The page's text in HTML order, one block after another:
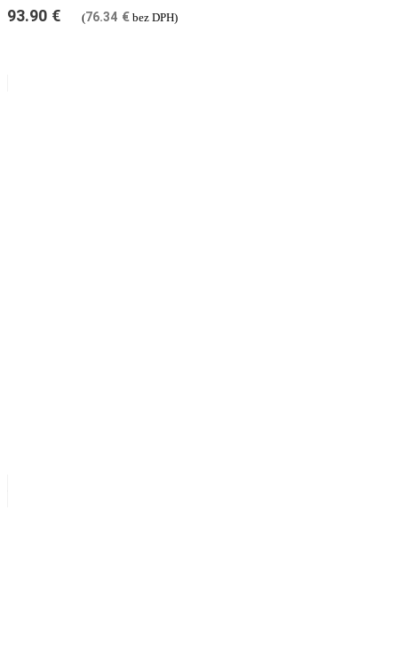
93.90 € (76.34 € bez DPH)